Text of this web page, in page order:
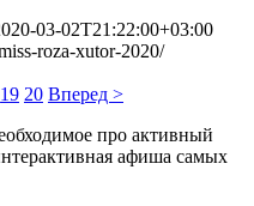
03-02T21:22:00+03:00
roza-xutor-2020/
19 20 Вперед >
про активный
афиша самых